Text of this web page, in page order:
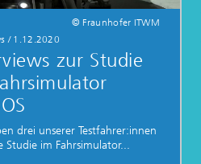
Energienetze optimieren
, Gas- und Wärmenetze
und -
Simulation und
© Fraunhofer ITWM
/ 1.12.2020
zur Studie
drei unserer Testfahrer:innen
Studie im Fahrsimulator...